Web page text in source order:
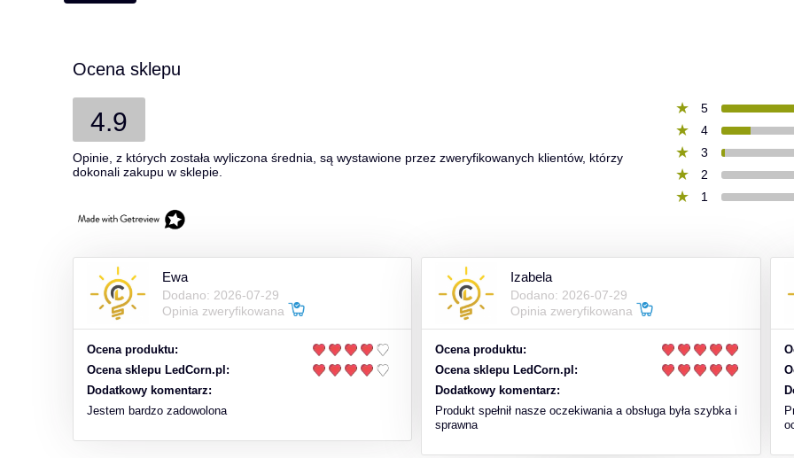
Ocena sklepu
4.9
Opinie, z których została wyliczona średnia, są wystawione przez zweryfikowanych klientów, którzy
dokonali zakupu w sklepie.
5
4
3
2
1
Ewa
Dodano: 2026-07-29
Opinia zweryfikowana
Ocena produktu:
Ocena sklepu LedCorn.pl:
Dodatkowy komentarz:
Jestem bardzo zadowolona
Izabela
Dodano: 2026-07-29
Opinia zweryfikowana
Ocena produktu:
Ocena sklepu LedCorn.pl:
Dodatkowy komentarz:
Produkt spełnił nasze oczekiwania a obsługa była szybka i
sprawna